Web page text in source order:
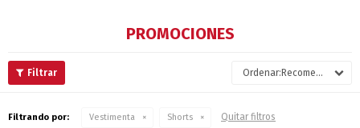
PROMOCIONES
Recomendados
Filtrando por: Vestimenta Shorts Quitar filtros